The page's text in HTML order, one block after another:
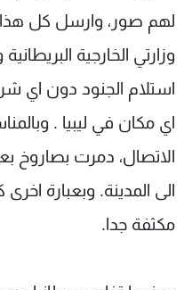
لهم صور، وارسل كل هذا
وزارتي الخارجية
استلام الجنود دون اي
اي مكان في ليبيا .
الاتصال، دمرت بصاروخ
الى المدينة. وبعبارة
مكثفة جدا.